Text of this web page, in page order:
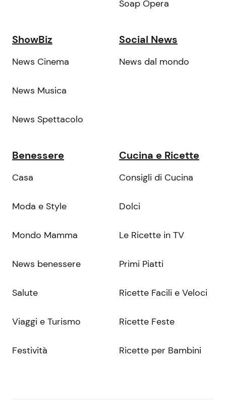
Soap Opera
ShowBiz
News Cinema
News Musica
News Spettacolo
Social News
News dal mondo
Benessere
Casa
Moda e Style
Mondo Mamma
News benessere
Salute
Viaggi e Turismo
Festività
Cucina e Ricette
Consigli di Cucina
Dolci
Le Ricette in TV
Primi Piatti
Ricette Facili e Veloci
Ricette Feste
Ricette per Bambini